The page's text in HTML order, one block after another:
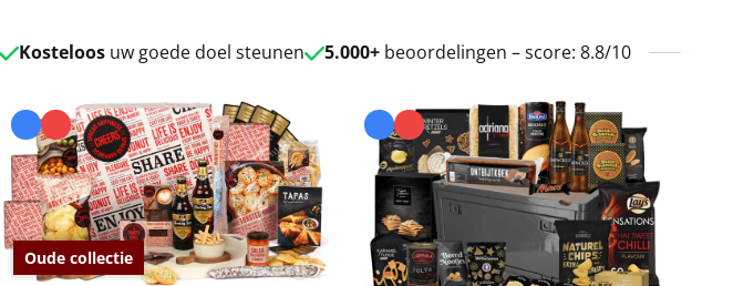
Oude collectie
Kosteloosuw goede doel steunen 5.000+beoordelingen – score: 8.8/10